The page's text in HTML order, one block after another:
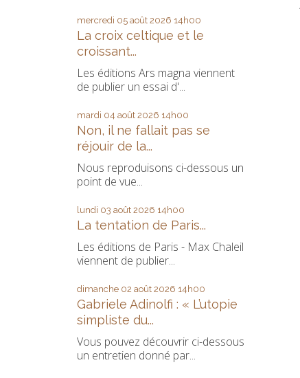
mercredi 05 août 2026 14h00
La croix celtique et le
croissant...
Les éditions Ars magna viennent
de publier un essai d'...
mardi 04 août 2026 14h00
Non, il ne fallait pas se
réjouir de la...
Nous reproduisons ci-dessous un
point de vue...
lundi 03 août 2026 14h00
La tentation de Paris...
Les éditions de Paris - Max Chaleil
viennent de publier...
dimanche 02 août 2026 14h00
Gabriele Adinolfi : « L’utopie
simpliste du...
Vous pouvez découvrir ci-dessous
un entretien donné par...